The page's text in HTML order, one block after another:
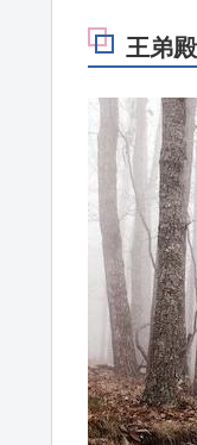
王弟